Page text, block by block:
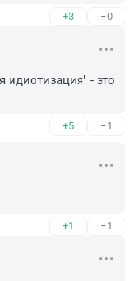
+3 –0
идиотизация" - это
+5 –1
+1 –1